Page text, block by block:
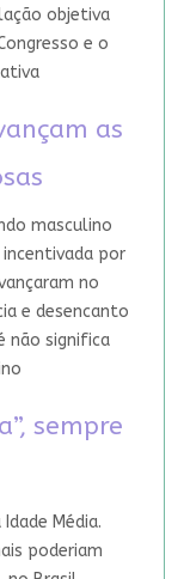
objetiva
e o
as
masculino
por
no
e desencanto
não significa
sempre
Média.
poderiam